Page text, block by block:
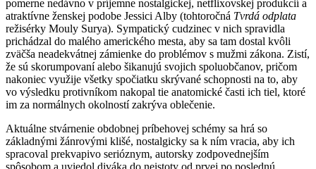
pomerne nedávno v príjemne nostalgickej, netflixovskej produkcií a
atraktívne ženskej podobe Jessici Alby (tohtoročná Tvrdá odplata
režisérky Mouly Surya). Sympatický cudzinec v nich spravidla
prichádzal do malého amerického mesta, aby sa tam dostal kvôli
zväčša neadekvátnej zámienke do problémov s mužmi zákona. Zistí,
že sú skorumpovaní alebo šikanujú svojich spoluobčanov, pričom
nakoniec využije všetky spočiatku skrývané schopnosti na to, aby
vo výsledku protivníkom nakopal tie anatomické časti ich tiel, ktoré
im za normálnych okolností zakrýva oblečenie.
Aktuálne stvárnenie obdobnej príbehovej schémy sa hrá so
základnými žánrovými klišé, nostalgicky sa k ním vracia, aby ich
spracoval prekvapivo serióznym, autorsky zodpovednejším
spôsobom a uviedol diváka do neistoty od prvej po poslednú